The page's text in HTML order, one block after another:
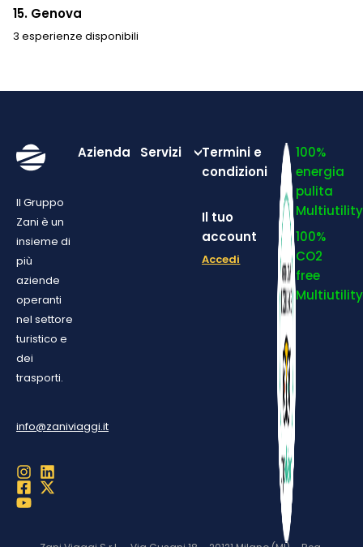
15. Genova
3 esperienze disponibili
Il Gruppo
Zani è un
insieme di
più
aziende
operanti
nel settore
turistico e
dei
trasporti.
info@zaniviaggi.it
Azienda Servizi
Termini e
condizioni
Il tuo
account
Accedi
100%
energia
pulita
Multiutility
100%
CO2
free
Multiutility